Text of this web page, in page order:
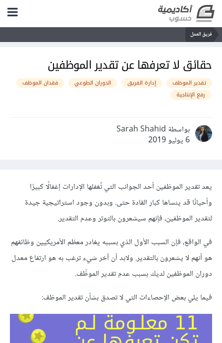
فريق العمل
حقائق لا تعرفها عن تقدير الموظفين
تقدير الموظف إدارة الفريق الدوران الطوعي
فقدان الموظف
رفع الإنتاجية
بواسطة Sarah Shahid
6 يوليو 2019
يعد تقدير الموظفين أحد الجوانب التي تُغفلها الإدارات إغفالًا كبيرًا
وأحيانًا قد ينساها كبار القادة حتى. وبدون وجود استراتيجية جيدة
لتقدير الموظفين، فإنهم سيشعرون بالتوتر وعدم التقدير.
في الواقع، فإن السبب الأول الذي بسببه يغادر معظم الأمريكيين وظائفهم
هو أنهم لا يشعرون بالتقدير. ولابد أن آخر شيء ترغب به هو ارتفاع معدل
دوران الموظفين لديك بسبب عدم تقدير الموظّف.
فيما يلي بعض الإحصاءات التي لا تصدق بشأن تقدير الموظف: